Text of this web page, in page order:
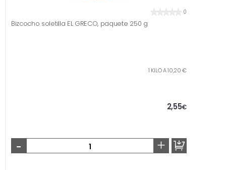
0
Bizcocho soletilla EL GRECO, paquete 250 g
1 KILO A 10,20 €
2,55€
- +